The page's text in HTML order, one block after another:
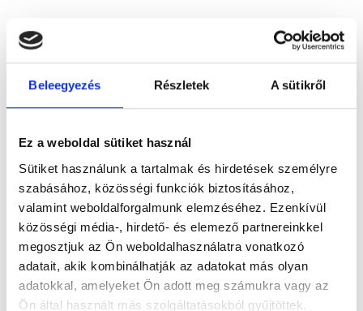
Beleegyezés Részletek A sütikről
Ez a weboldal sütiket használ
Sütiket használunk a tartalmak és hirdetések személyre
szabásához, közösségi funkciók biztosításához,
valamint weboldalforgalmunk elemzéséhez. Ezenkívül
közösségi média-, hirdető- és elemező partnereinkkel
megosztjuk az Ön weboldalhasználatra vonatkozó
adatait, akik kombinálhatják az adatokat más olyan
adatokkal, amelyeket Ön adott meg számukra vagy az
Ön által használt más szolgáltatásokból gyűjtöttek.
Időpontfoglalás Vélemények
Foglalj időpontot
Összes szakterület
Főoldal Klinikák
Aneszteziológus, Székesfehérvár